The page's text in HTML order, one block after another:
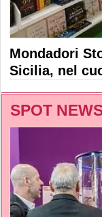
Mondadori
Sicilia, nel
SPOT